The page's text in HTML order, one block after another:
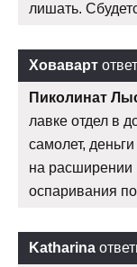
лишать.
Ховаварт
Пиколинат
лавке отдел в
самолет,
на расширении
оспаривания
Katharina